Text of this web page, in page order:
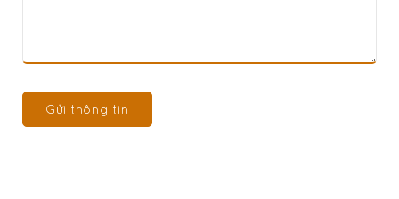
Gửi thông tin